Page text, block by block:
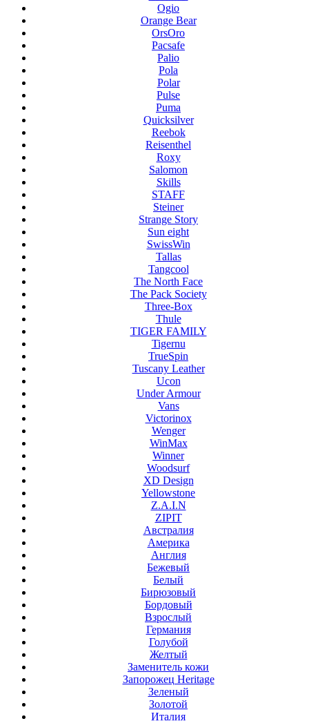
Ogio
Orange Bear
OrsOro
Pacsafe
Palio
Pola
Polar
Pulse
Puma
Quicksilver
Reebok
Reisenthel
Roxy
Salomon
Skills
STAFF
Steiner
Strange Story
Sun eight
SwissWin
Tallas
Tangcool
The North Face
The Pack Society
Three-Box
Thule
TIGER FAMILY
Tigernu
TrueSpin
Tuscany Leather
Ucon
Under Armour
Vans
Victorinox
Wenger
WinMax
Winner
Woodsurf
XD Design
Yellowstone
Z.A.I.N
ZIPIT
Австралия
Америка
Англия
Бежевый
Белый
Бирюзовый
Бордовый
Взрослый
Германия
Голубой
Желтый
Заменитель кожи
Запорожец Heritage
Зеленый
Золотой
Италия